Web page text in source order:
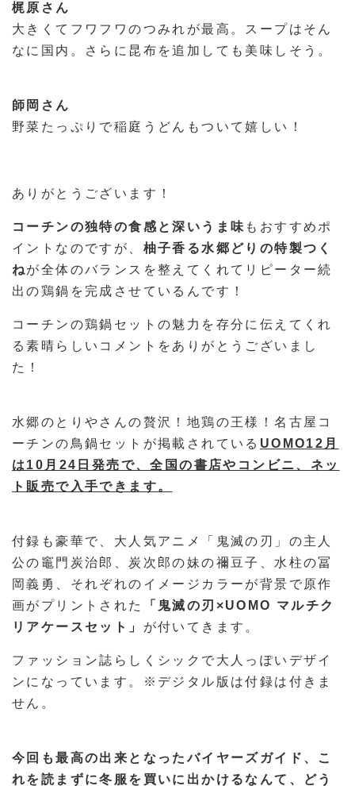
梶原さん
大きくてフワフワのつみれが最高。スープはそん
なに国内。さらに昆布を追加しても美味しそう。
師岡さん
野菜たっぷりで稲庭うどんもついて嬉しい！
ありがとうございます！
コーチンの独特の食感と深いうま味 もおすすめポ
イントなのですが、 柚子香る水郷どりの特製つく
ねが全体のバランスを整えてくれてリピーター続
出の鶏鍋を完成させているんです！
コーチンの鶏鍋セットの魅力を存分に伝えてくれ
る素晴らしいコメントをありがとうございまし
た！
水郷のとりやさんの贅沢！地鶏の王様！名古屋コ
ーチンの鳥鍋セットが掲載されている UOMO12月
は10月24日発売で、全国の書店やコンビニ、ネッ
ト販売で入手できます。
付録も豪華で、大人気アニメ「鬼滅の刃」の主人
公の竈門炭治郎、炭次郎の妹の禰豆子、水柱の冨
岡義勇、それぞれのイメージカラーが背景で原作
画がプリントされた
「鬼滅の刃×UOMO マルチク
リアケースセット」 が付いてきます。
ファッション誌らしくシックで大人っぽいデザイ
ンになっています。※デジタル版は付録は付きま
せん。
今回も最高の出来となったバイヤーズガイド、こ
れを読まずに冬服を買いに出かけるなんて、どう